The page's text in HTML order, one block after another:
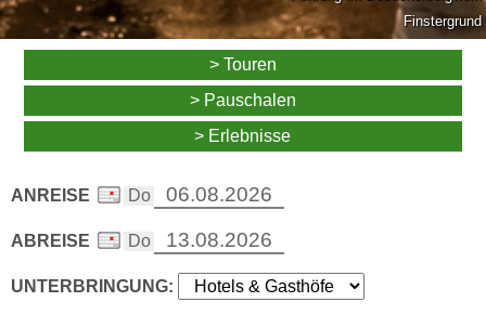
Finstergrund
> Touren
> Pauschalen
> Erlebnisse
ANREISE
ABREISE
UNTERBRINGUNG: